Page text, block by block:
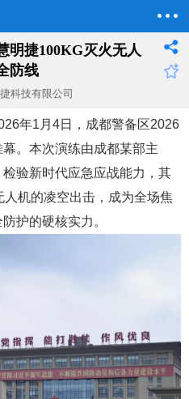
明捷100KG灭火无人
防线
科技有限公司
年1月4日，成都警备区2026
。本次演练由成都某部主
验新时代应急应战能力，其
机的凌空出击，成为全场焦
护的硬核实力。